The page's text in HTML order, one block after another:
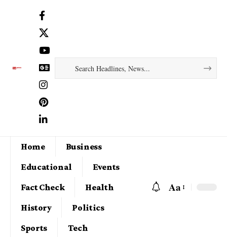
Home
Business
Educational
Events
Fact Check
Health
History
Politics
Sports
Tech
Aa